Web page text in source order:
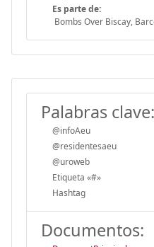
Es parte de:
Bombs Over Biscay,
Palabras clave:
@infoAeu
@residentesaeu
@uroweb
Etiqueta «#»
Hashtag
Documentos: